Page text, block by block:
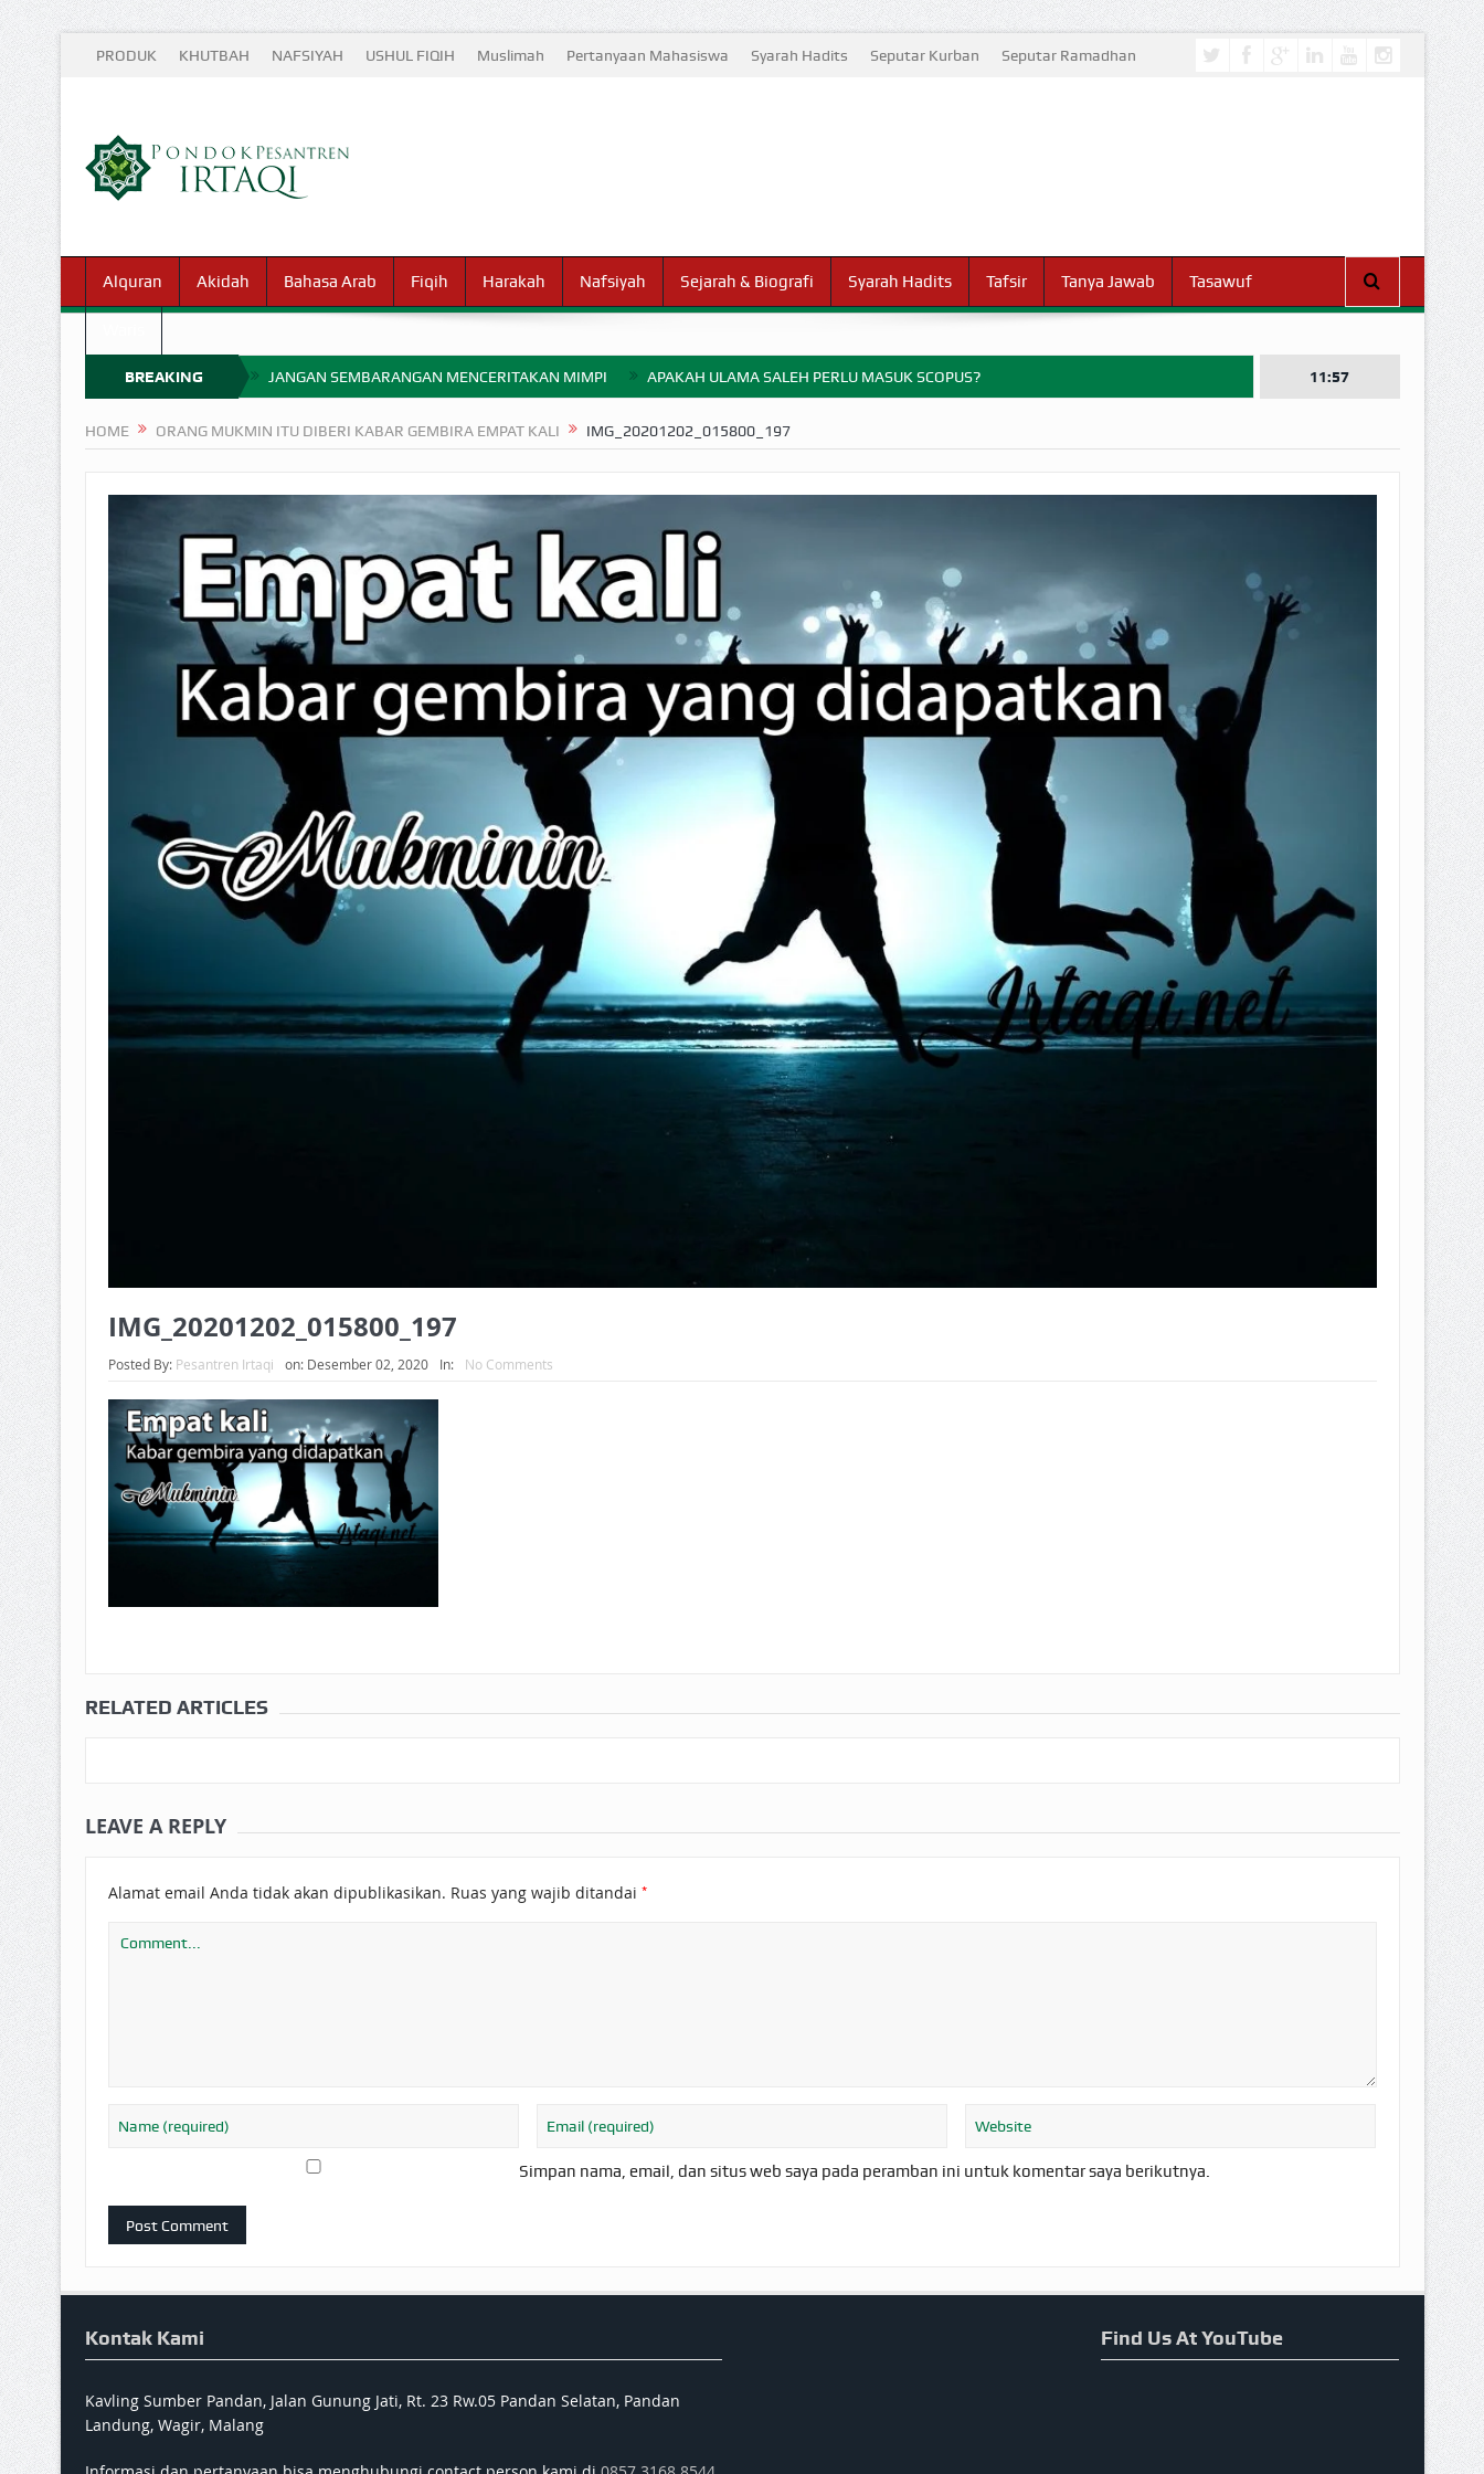
PRODUK KHUTBAH NAFSIYAH USHUL FIQIH Muslimah Pertanyaan Mahasiswa Syarah Hadits Seputar Kurban Seputar Ramadhan
Alquran Akidah Bahasa Arab Fiqih Harakah Nafsiyah Sejarah & Biografi Syarah Hadits Tafsir Tanya Jawab Tasawuf
BREAKING
NEWS
JANGAN SEMBARANGAN MENCERITAKAN MIMPI APAKAH ULAMA SALEH PERLU MASUK SCOPUS?
BAGAIMANA CARA MEMBAYAR ZAKAT UANG? UANG HARAM BISA MENJADI HALAL JIKA SEBAB KEPEMILIKANNYA BERUBAH
ISTIDLAL BATIL VS ISTIDLAL SYAR’I BAHASA CINTA KARENA ALLAH
HUKUM MEMBAYAR ZAKAT KEPADA KERABAT SENDIRI
11:57
HOME ORANG MUKMIN ITU DIBERI KABAR GEMBIRA EMPAT KALI IMG_20201202_015800_197
IMG_20201202_015800_197
Posted By: Pesantren Irtaqi on: Desember 02, 2020 In: No Comments
RELATED ARTICLES
LEAVE A REPLY
Alamat email Anda tidak akan dipublikasikan. Ruas yang wajib ditandai *
Simpan nama, email, dan situs web saya pada peramban ini untuk komentar saya berikutnya.
Kontak Kami
Kavling Sumber Pandan, Jalan Gunung Jati, Rt. 23 Rw.05 Pandan Selatan, Pandan
Landung, Wagir, Malang
Find Us At YouTube